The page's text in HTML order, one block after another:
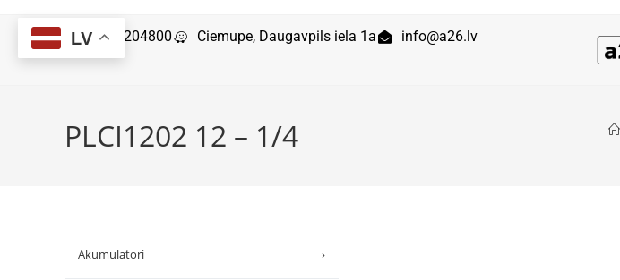
29204800 Ciemupe, Daugavpils iela 1a info@a26.lv
PLCI1202 12 – 1/4
Akumulatori ›
LV